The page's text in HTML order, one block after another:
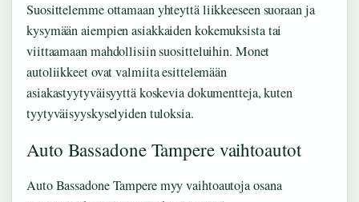
Suosittelemme ottamaan yhteyttä liikkeeseen suoraan ja
kysymään aiempien asiakkaiden kokemuksista tai
viittaamaan mahdollisiin suositteluihin. Monet
autoliikkeet ovat valmiita esittelemään
asiakastyytyväisyyttä koskevia dokumentteja, kuten
tyytyväisyyskyselyiden tuloksia.
Auto Bassadone Tampere vaihtoautot
Auto Bassadone Tampere myy vaihtoautoja osana